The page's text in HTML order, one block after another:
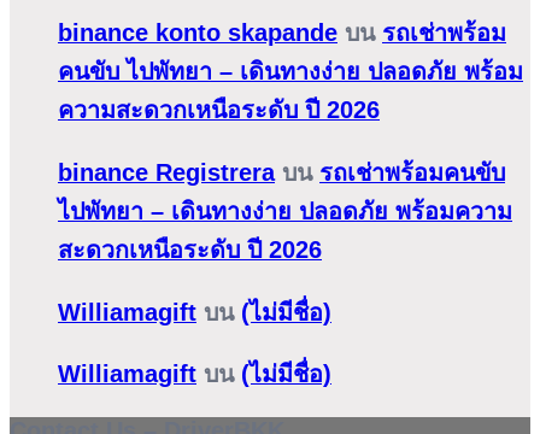
binance konto skapande บน รถเช่าพร้อม
คนขับ ไปพัทยา – เดินทางง่าย ปลอดภัย พร้อม
ความสะดวกเหนือระดับ ปี 2026
binance Registreraบน รถเช่าพร้อมคนขับ
ไปพัทยา – เดินทางง่าย ปลอดภัย พร้อมความ
สะดวกเหนือระดับ ปี 2026
Williamagift บน (ไม่มีชื่อ)
Williamagift บน (ไม่มีชื่อ)